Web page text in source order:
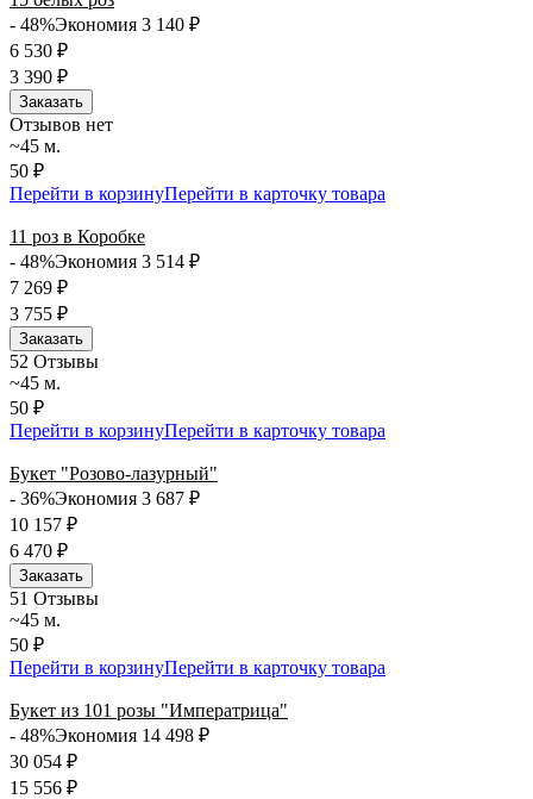
- 48%Экономия 3 140 ₽
6 530 ₽
3 390 ₽
Заказать
Отзывов нет
~45 м.
50 ₽
Перейти в корзинуПерейти в карточку товара
11 роз в Коробке
- 48%Экономия 3 514 ₽
7 269 ₽
3 755 ₽
Заказать
52 Отзывы
~45 м.
50 ₽
Перейти в корзинуПерейти в карточку товара
Букет "Розово-лазурный"
- 36%Экономия 3 687 ₽
10 157 ₽
6 470 ₽
Заказать
51 Отзывы
~45 м.
50 ₽
Перейти в корзинуПерейти в карточку товара
Букет из 101 розы "Императрица"
- 48%Экономия 14 498 ₽
30 054 ₽
15 556 ₽